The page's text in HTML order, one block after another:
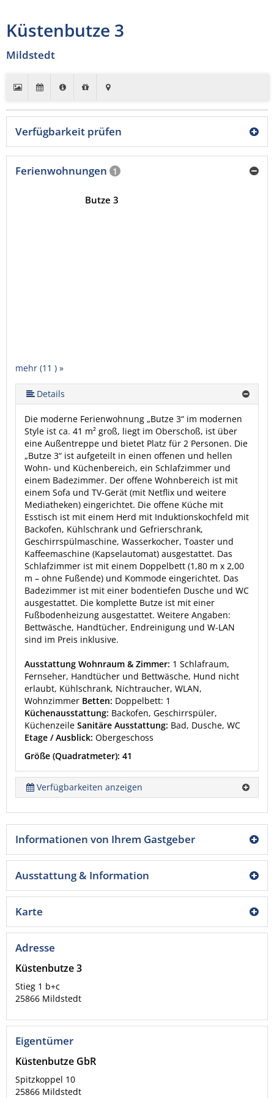
Küstenbutze 3
Mildstedt
Verfügbarkeit prüfen
Ferienwohnungen 1
mehr (11 ) »
mehr (11 ) »
mehr (11 ) »
mehr (11 ) »
mehr (11 ) »
mehr (11 ) »
mehr (11 ) »
mehr (11 ) »
Butze 3
Details
Die moderne Ferienwohnung „Butze 3“ im modernen
Style ist ca. 41 m² groß, liegt im Oberschoß, ist über
eine Außentreppe und bietet Platz für 2 Personen. Die
„Butze 3“ ist aufgeteilt in einen offenen und hellen
Wohn- und Küchenbereich, ein Schlafzimmer und
einem Badezimmer. Der offene Wohnbereich ist mit
einem Sofa und TV-Gerät (mit Netflix und weitere
Mediatheken) eingerichtet. Die offene Küche mit
Esstisch ist mit einem Herd mit Induktionskochfeld mit
Backofen, Kühlschrank und Gefrierschrank,
Geschirrspülmaschine, Wasserkocher, Toaster und
Kaffeemaschine (Kapselautomat) ausgestattet. Das
Schlafzimmer ist mit einem Doppelbett (1,80 m x 2,00
m – ohne Fußende) und Kommode eingerichtet. Das
Badezimmer ist mit einer bodentiefen Dusche und WC
ausgestattet. Die komplette Butze ist mit einer
Fußbodenheizung ausgestattet. Weitere Angaben:
Bettwäsche, Handtücher, Endreinigung und W-LAN
sind im Preis inklusive.
Ausstattung Wohnraum & Zimmer: 1 Schlafraum,
Fernseher, Handtücher und Bettwäsche, Hund nicht
erlaubt, Kühlschrank, Nichtraucher, WLAN,
Wohnzimmer Betten: Doppelbett: 1
Küchenausstattung: Backofen, Geschirrspüler,
Küchenzeile Sanitäre Ausstattung: Bad, Dusche, WC
Etage / Ausblick: Obergeschoss
Größe (Quadratmeter): 41
Verfügbarkeiten anzeigen
Informationen von Ihrem Gastgeber
Ausstattung & Information
Karte
Adresse
Küstenbutze 3
Stieg 1 b+c
25866 Mildstedt
Eigentümer
Küstenbutze GbR
Spitzkoppel 10
25866 Mildstedt